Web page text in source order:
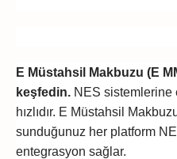
E Müstahsil Makbuzu (E
keşfedin. NES sistemlerine
hızlıdır. E Müstahsil
sunduğunuz her platform
entegrasyon sağlar.